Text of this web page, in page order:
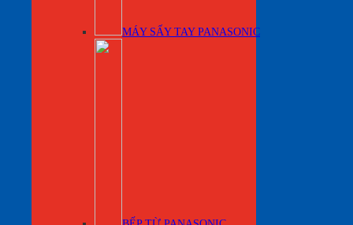
MÁY SẤY TAY PANASONIC